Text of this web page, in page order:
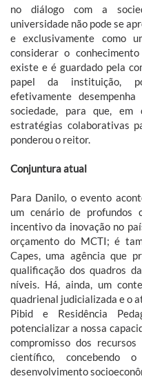
no diálogo com a
universidade não pode se
e exclusivamente como
considerar o
existe e é guardado pela
papel da instituição,
efetivamente
sociedade, para que, em
estratégias colaborativas
ponderou o reitor.
Conjuntura atual
Para Danilo, o evento
um cenário de profundos
incentivo da inovação no
orçamento do MCTI; é
Capes, uma agência que
qualificação dos quadros
níveis. Há, ainda, um
quadrienal judicializada e o
Pibid e Residência
potencializar a nossa
compromisso dos
científico, concebendo
desenvolvimento